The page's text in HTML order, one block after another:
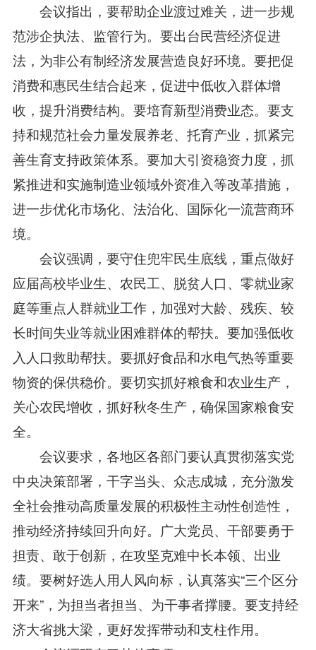
会议指出，要帮助企业渡过难关，进一步规
范涉企执法、监管行为。要出台民营经济促进
法，为非公有制经济发展营造良好环境。要把促
消费和惠民生结合起来，促进中低收入群体增
收，提升消费结构。要培育新型消费业态。要支
持和规范社会力量发展养老、托育产业，抓紧完
善生育支持政策体系。要加大引资稳资力度，抓
紧推进和实施制造业领域外资准入等改革措施，
进一步优化市场化、法治化、国际化一流营商环
境。
会议强调，要守住兜牢民生底线，重点做好
应届高校毕业生、农民工、脱贫人口、零就业家
庭等重点人群就业工作，加强对大龄、残疾、较
长时间失业等就业困难群体的帮扶。要加强低收
入人口救助帮扶。要抓好食品和水电气热等重要
物资的保供稳价。要切实抓好粮食和农业生产，
关心农民增收，抓好秋冬生产，确保国家粮食安
全。
会议要求，各地区各部门要认真贯彻落实党
中央决策部署，干字当头、众志成城，充分激发
全社会推动高质量发展的积极性主动性创造性，
推动经济持续回升向好。广大党员、干部要勇于
担责、敢于创新，在攻坚克难中长本领、出业
绩。要树好选人用人风向标，认真落实“三个区分
开来”，为担当者担当、为干事者撑腰。要支持经
济大省挑大梁，更好发挥带动和支柱作用。